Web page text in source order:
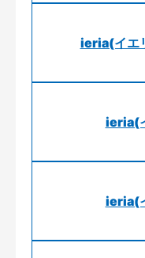
ieria(イエ
ieria(
ieria(